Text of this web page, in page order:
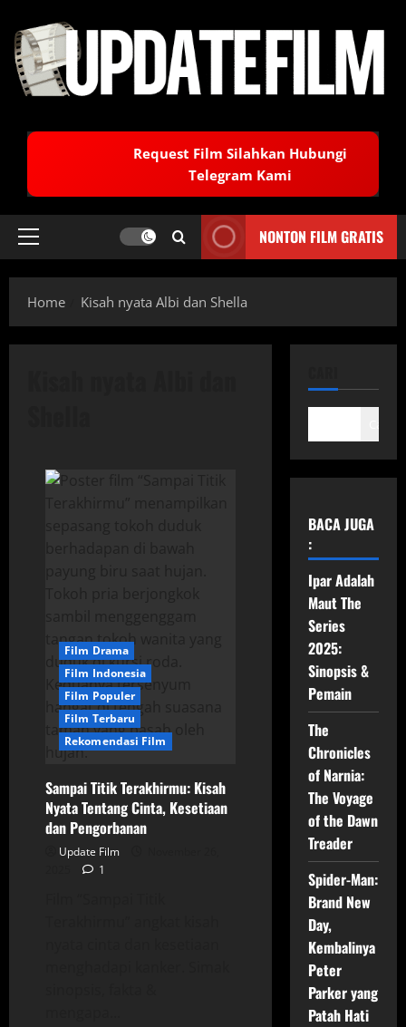
content
Request Film Silahkan Hubungi
Telegram Kami
Primary
NONTON FILM GRATIS
Home Kisah nyata Albi dan Shella
Film Drama
Film Indonesia
Film Populer
Film Terbaru
Rekomendasi Film
Sampai Titik Terakhirmu: Kisah
Nyata Tentang Cinta, Kesetiaan
dan Pengorbanan
Update Film
1
BACA JUGA
:
Ipar Adalah
Maut The
Series
2025:
Sinopsis &
Pemain
The
Chronicles
of Narnia:
The Voyage
of the Dawn
Treader
Spider-Man:
Brand New
Day,
Kembalinya
Peter
Parker yang
Patah Hati